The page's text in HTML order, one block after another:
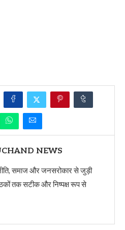
NEWS
समाज और जनसरोकार से जुड़ी
तक सटीक और निष्पक्ष रूप से